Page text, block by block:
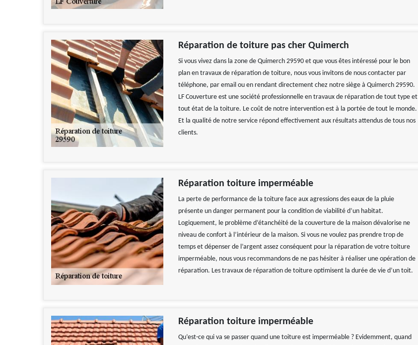
Réparation de toiture pas cher Quimerch
Si vous vivez dans la zone de Quimerch 29590 et que vous êtes intéressé pour le bon
plan en travaux de réparation de toiture, nous vous invitons de nous contacter par
téléphone, par email ou en rendant directement chez notre siège à Quimerch 29590.
LF Couverture est une société professionnelle en travaux de réparation de tout type et
tout état de la toiture. Le coût de notre intervention est à la portée de tout le monde.
Et la qualité de notre service répond effectivement aux résultats attendus de tous nos
clients.
Réparation toiture imperméable
La perte de performance de la toiture face aux agressions des eaux de la pluie
présente un danger permanent pour la condition de viabilité d’un habitat.
Logiquement, le problème d’étanchéité de la couverture de la maison dévalorise ne
niveau de confort à l’intérieur de la maison. Si vous ne voulez pas prendre trop de
temps et dépenser de l’argent assez conséquent pour la réparation de votre toiture
imperméable, nous vous recommandons de ne pas hésiter à réaliser une opération de
réparation. Les travaux de réparation de toiture optimisent la durée de vie d’un toit.
Réparation toiture imperméable
Qu’est-ce qui va se passer quand une toiture est imperméable ? Evidemment, quand